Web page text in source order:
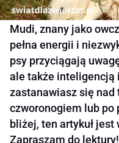
Mudi, znany jako
pełna energii i
psy przyciągają
ale także inteligencją
zastanawiasz się
czworonogiem lub po
bliżej, ten artykuł jest
Zapraszam do lektury!